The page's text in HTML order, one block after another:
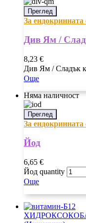
Преглед
За ендокринната
Див Ям /
8,23 €
Див Ям / Сладък
Още
Няма наличност
Преглед
За ендокринната
Йод
6,65 €
Йод quantity
Още